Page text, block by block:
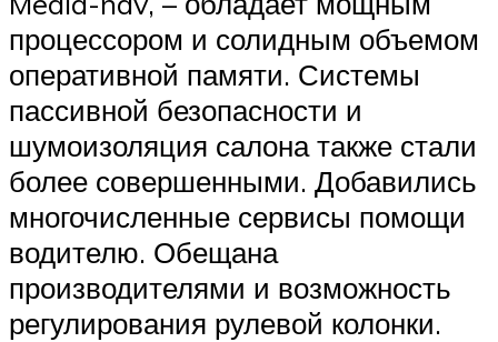
процессором и солидным объемом
оперативной памяти. Системы
пассивной безопасности и
шумоизоляция салона также стали
более совершенными. Добавились
многочисленные сервисы помощи
водителю. Обещана
производителями и возможность
регулирования рулевой колонки.